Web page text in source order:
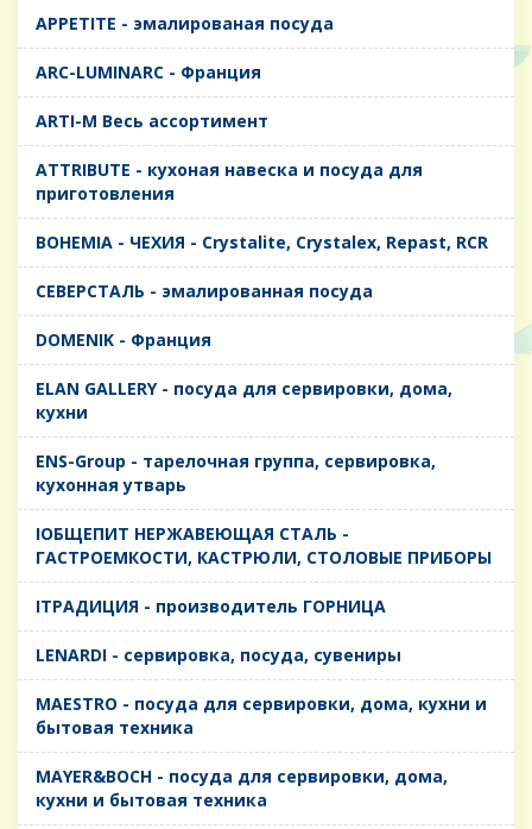
APPETITE - эмалированая посуда
ARC-LUMINARC - Франция
ARTI-M Весь ассортимент
ATTRIBUTE - кухоная навеска и посуда для
приготовления
BOHEMIA - ЧЕХИЯ - Crystalite, Crystalex, Repast, RCR
CЕВЕРСТАЛЬ - эмалированная посуда
DOMENIK - Франция
ELAN GALLERY - посуда для сервировки, дома,
кухни
ENS-Group - тарелочная группа, сервировка,
кухонная утварь
IОБЩЕПИТ НЕРЖАВЕЮЩАЯ СТАЛЬ -
ГАСТРОЕМКОСТИ, КАСТРЮЛИ, СТОЛОВЫЕ ПРИБОРЫ
IТРАДИЦИЯ - производитель ГОРНИЦА
LENARDI - сервировка, посуда, сувениры
MAESTRO - посуда для сервировки, дома, кухни и
бытовая техника
MAYER&BOCH - посуда для сервировки, дома,
кухни и бытовая техника